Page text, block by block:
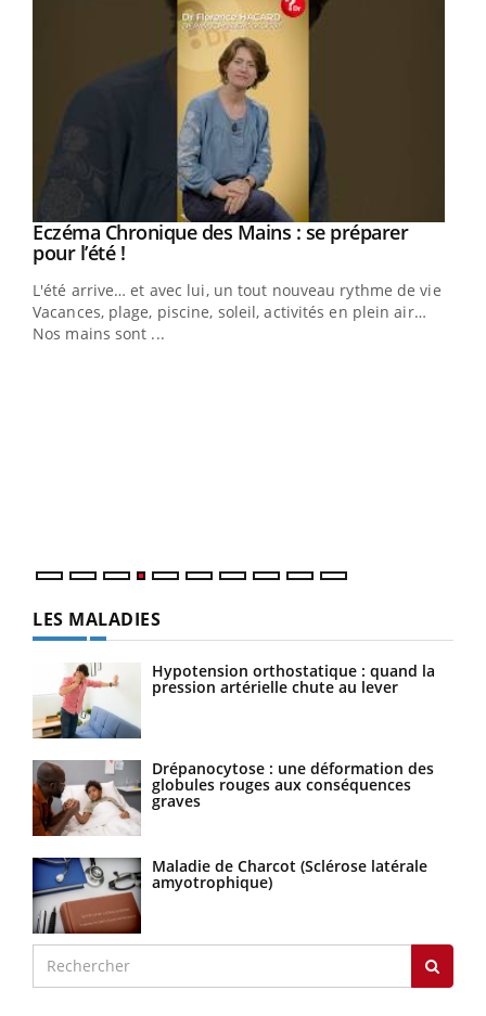
Youtube
Eczéma Chronique des Mains : se préparer
pour l’été !Youtube
L'été arrive… et avec lui, un tout nouveau rythme de vie !
Vacances, plage, piscine, soleil, activités en plein air…
Nos mains sont ...
LES MALADIES
Hypotension orthostatique : quand la
pression artérielle chute au lever
Drépanocytose : une déformation des
globules rouges aux conséquences
graves
Maladie de Charcot (Sclérose latérale
amyotrophique)